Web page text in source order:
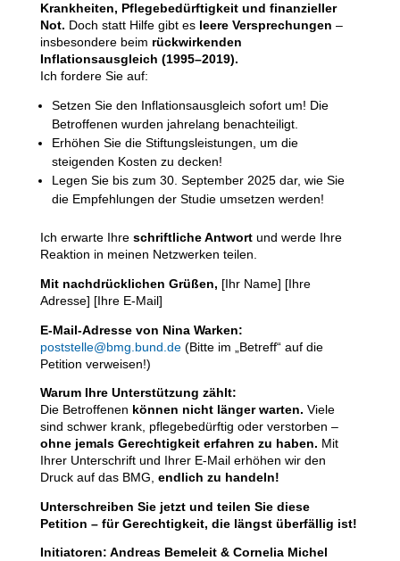
Krankheiten, Pflegebedürftigkeit und finanzieller
Not. Doch statt Hilfe gibt es leere Versprechungen –
insbesondere beim rückwirkenden
Inflationsausgleich (1995–2019).
Ich fordere Sie auf:
Setzen Sie den Inflationsausgleich sofort um! Die
Betroffenen wurden jahrelang benachteiligt.
Erhöhen Sie die Stiftungsleistungen, um die
steigenden Kosten zu decken!
Legen Sie bis zum 30. September 2025 dar, wie Sie
die Empfehlungen der Studie umsetzen werden!
Ich erwarte Ihre schriftliche Antwortund werde Ihre
Reaktion in meinen Netzwerken teilen.
Mit nachdrücklichen Grüßen, [Ihr Name] [Ihre
Adresse] [Ihre E-Mail]
E-Mail-Adresse von Nina Warken:
poststelle@bmg.bund.de(Bitte im „Betreff“ auf die
Petition verweisen!)
Warum Ihre Unterstützung zählt:
Die Betroffenen können nicht länger warten. Viele
sind schwer krank, pflegebedürftig oder verstorben –
ohne jemals Gerechtigkeit erfahren zu haben. Mit
Ihrer Unterschrift und Ihrer E-Mail erhöhen wir den
Druck auf das BMG, endlich zu handeln!
Unterschreiben Sie jetzt und teilen Sie diese
Petition – für Gerechtigkeit, die längst überfällig ist!
Initiatoren: Andreas Bemeleit & Cornelia Michel